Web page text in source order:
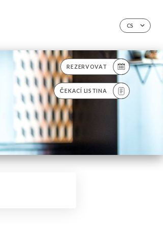
CS
REZERVOVAT
ČEKACÍ LISTINA